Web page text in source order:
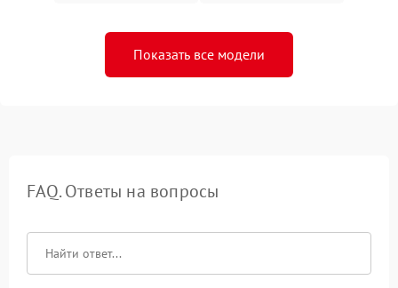
Показать все модели
FAQ. Ответы на вопросы